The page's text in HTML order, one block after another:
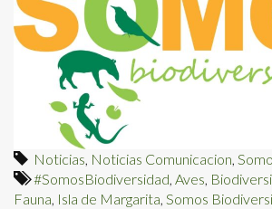
Noticias, Noticias Comunicacion,
#SomosBiodiversidad, Aves,
Fauna, Isla de Margarita, Somos